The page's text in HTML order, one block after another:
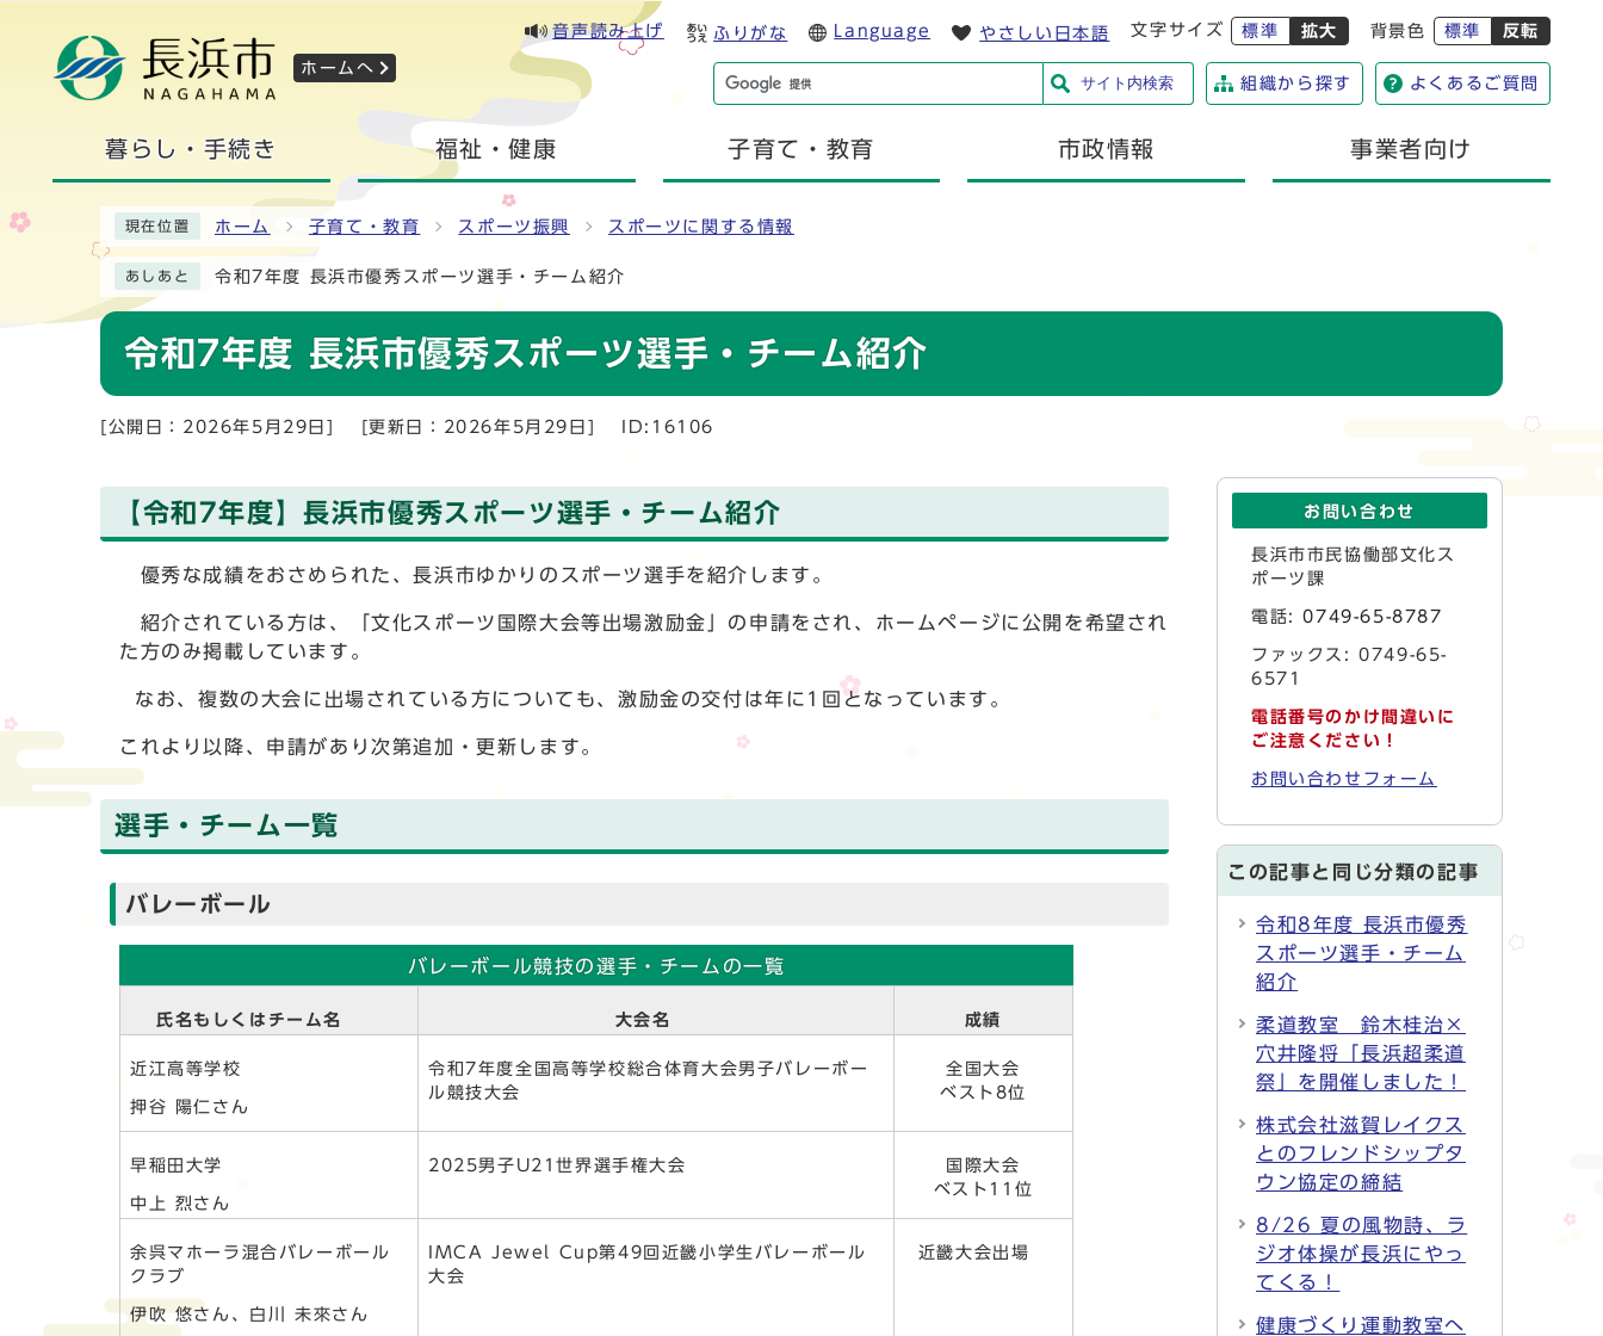
ホームへ
音声読み上げ ふりがな Language やさしい日本語 文字サイズ 標準 拡大 背景色 標準 反転
サイト内検索 組織から探す よくあるご質問
暮らし・手続き 福祉・健康 子育て・教育 市政情報 事業者向け
現在位置 ホーム 子育て・教育 スポーツ振興 スポーツに関する情報
あしあと 令和7年度 長浜市優秀スポーツ選手・チーム紹介
令和7年度 長浜市優秀スポーツ選手・チーム紹介
[公開日：2026年5月29日] [更新日：2026年5月29日] ID:16106
【令和7年度】長浜市優秀スポーツ選手・チーム紹介
優秀な成績をおさめられた、長浜市ゆかりのスポーツ選手を紹介します。
紹介されている方は、「文化スポーツ国際大会等出場激励金」の申請をされ、ホームページに公開を希望され
た方のみ掲載しています。
なお、複数の大会に出場されている方についても、激励金の交付は年に1回となっています。
これより以降、申請があり次第追加・更新します。
選手・チーム一覧
バレーボール
バレーボール競技の選手・チームの一覧
氏名もしくはチーム名 大会名 成績
近江高等学校
押谷 陽仁さん
令和7年度全国高等学校総合体育大会男子バレーボー
ル競技大会
全国大会
ベスト8位
早稲田大学
中上 烈さん
2025男子U21世界選手権大会
国際大会
ベスト11位
余呉マホーラ混合バレーボール
クラブ
伊吹 悠さん、白川 未來さん
IMCA Jewel Cup第49回近畿小学生バレーボール
大会
近畿大会出場
お問い合わせ
長浜市市民協働部文化ス
ポーツ課
電話:0749-65-8787
ファックス: 0749-65-
6571
電話番号のかけ間違いに
ご注意ください！
お問い合わせフォーム
この記事と同じ分類の記事
令和8年度 長浜市優秀
スポーツ選手・チーム
紹介
柔道教室 鈴木桂治×
穴井隆将「長浜超柔道
祭」を開催しました！
株式会社滋賀レイクス
とのフレンドシップタ
ウン協定の締結
8/26 夏の風物詩、ラ
ジオ体操が長浜にやっ
てくる！
健康づくり運動教室へ